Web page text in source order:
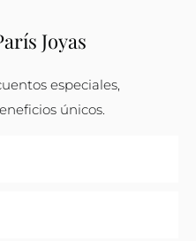
Joyas
especiales,
únicos.